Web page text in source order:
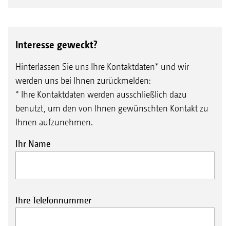
Interesse geweckt?
Hinterlassen Sie uns Ihre Kontaktdaten* und wir
werden uns bei Ihnen zurückmelden:
* Ihre Kontaktdaten werden ausschließlich dazu
benutzt, um den von Ihnen gewünschten Kontakt zu
Ihnen aufzunehmen.
Ihr Name
Ihre Telefonnummer